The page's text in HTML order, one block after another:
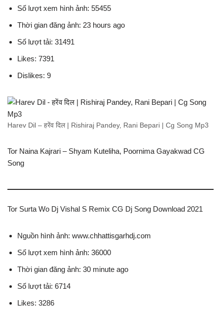
Số lượt xem hình ảnh: 55455
Thời gian đăng ảnh: 23 hours ago
Số lượt tải: 31491
Likes: 7391
Dislikes: 9
Harev Dil – हरेंव दिल | Rishiraj Pandey, Rani Bepari | Cg Song Mp3
Tor Naina Kajrari – Shyam Kuteliha, Poornima Gayakwad CG
Song
Tor Surta Wo Dj Vishal S Remix CG Dj Song Download 2021
Nguồn hình ảnh: www.chhattisgarhdj.com
Số lượt xem hình ảnh: 36000
Thời gian đăng ảnh: 30 minute ago
Số lượt tải: 6714
Likes: 3286